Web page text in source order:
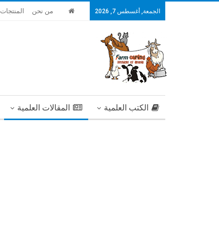
الجمعة, أغسطس 7, 2026 من نحن المنتجات
الكتب العلمية المقالات العلمية